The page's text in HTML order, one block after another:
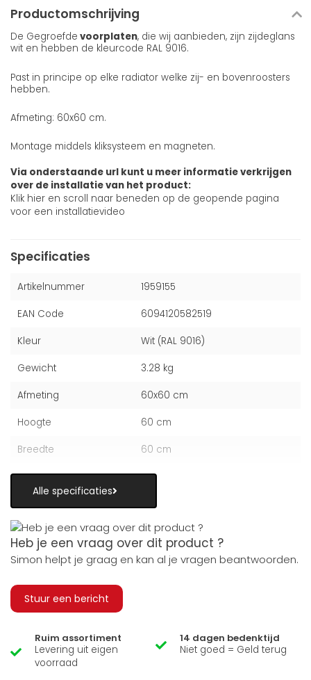
Productomschrijving
De Gegroefde voorplaten, die wij aanbieden, zijn zijdeglans
wit en hebben de kleurcode RAL 9016.
Past in principe op elke radiator welke zij- en bovenroosters
hebben.
Afmeting: 60x60 cm.
Montage middels kliksysteem en magneten.
Via onderstaande url kunt u meer informatie verkrijgen
over de installatie van het product:
Klik hier en scroll naar beneden op de geopende pagina
voor een installatievideo
Specificaties
Artikelnummer 1959155
EAN Code 6094120582519
Kleur Wit (RAL 9016)
Gewicht 3.28 kg
Afmeting 60x60 cm
Hoogte 60 cm
Breedte 60 cm
Alle specificaties
Heb je een vraag over dit product ?
Simon helpt je graag en kan al je vragen beantwoorden.
Stuur een bericht
Ruim assortiment
Levering uit eigen
voorraad
14 dagen bedenktijd
Niet goed = Geld terug